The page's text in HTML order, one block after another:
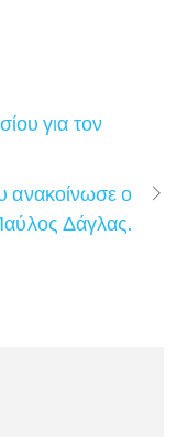
για τον
ανακοίνωσε ο
Δάγλας.